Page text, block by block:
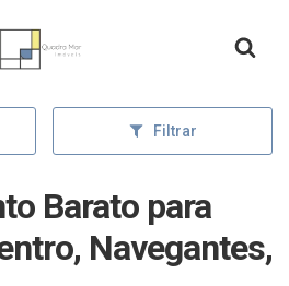
Página inicial
Filtrar
Barato para
Navegantes,